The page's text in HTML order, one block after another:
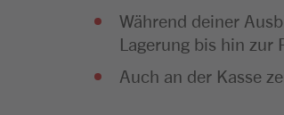
Während deiner
Lagerung bis hin zur
Auch an der Kasse